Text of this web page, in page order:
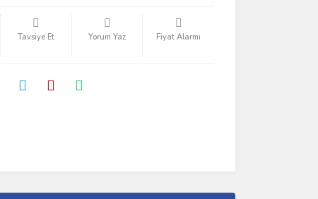
Tavsiye Et Yorum Yaz Fiyat Alarmı